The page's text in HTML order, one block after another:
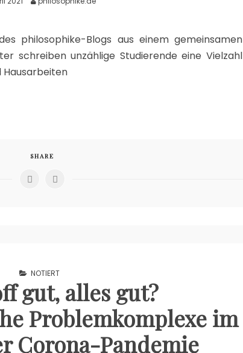
philosophike-Blogs aus einem gemeinsamen
schreiben unzählige Studierende eine Vielzahl
Hausarbeiten
SHARE
NOTIERT
gut, alles gut?
Problemkomplexe im
Corona-Pandemie